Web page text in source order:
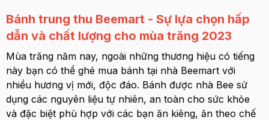
Bánh trung thu Beemart - Sự lựa chọn hấp
dẫn và chất lượng cho mùa trăng 2023
Mùa trăng năm nay, ngoài những thương hiệu có tiếng
này bạn có thể ghé mua bánh tại nhà Beemart với
nhiều hương vị mới, độc đáo. Bánh được nhà Bee sử
dụng các nguyên liệu tự nhiên, an toàn cho sức khỏe
và đặc biệt phù hợp với các bạn ăn kiêng, ăn theo chế